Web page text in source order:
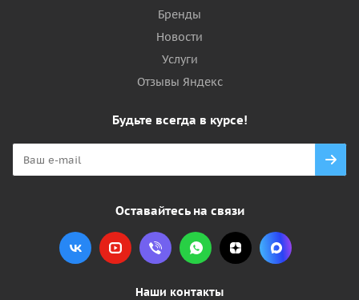
Бренды
Новости
Услуги
Отзывы Яндекс
Будьте всегда в курсе!
Оставайтесь на связи
Наши контакты